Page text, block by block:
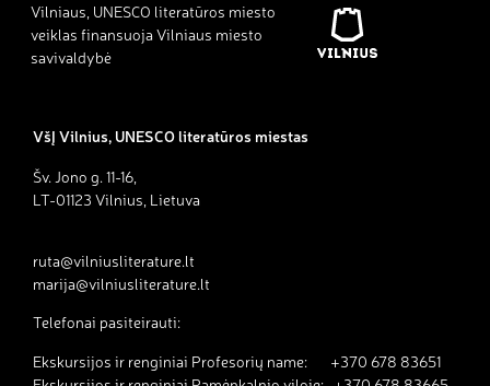
Vilniaus, UNESCO literatūros miesto
veiklas finansuoja Vilniaus miesto
savivaldybė
VšĮ Vilnius, UNESCO literatūros miestas
Šv. Jono g. 11-16,
LT-01123 Vilnius, Lietuva
ruta@vilniusliterature.lt
marija@vilniusliterature.lt
Telefonai pasiteirauti:
Ekskursijos ir renginiai Profesorių name: +370 678 83651